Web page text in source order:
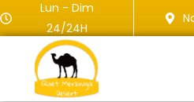
Lun - Dim
24/24H